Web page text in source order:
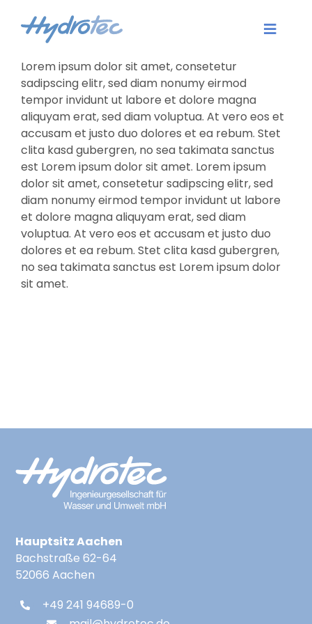
Inhalt
springen
Toggle
Aktuelles
Dienstleistungen
Software
Karriere
Unternehmen
Kontakt
Lorem ipsum dolor sit amet, consetetur
sadipscing elitr, sed diam nonumy eirmod
tempor invidunt ut labore et dolore magna
aliquyam erat, sed diam voluptua. At vero eos et
accusam et justo duo dolores et ea rebum. Stet
clita kasd gubergren, no sea takimata sanctus
est Lorem ipsum dolor sit amet. Lorem ipsum
dolor sit amet, consetetur sadipscing elitr, sed
diam nonumy eirmod tempor invidunt ut labore
et dolore magna aliquyam erat, sed diam
voluptua. At vero eos et accusam et justo duo
dolores et ea rebum. Stet clita kasd gubergren,
no sea takimata sanctus est Lorem ipsum dolor
sit amet.
Hauptsitz Aachen
Bachstraße 62-64
52066 Aachen
+49 241 94689-0